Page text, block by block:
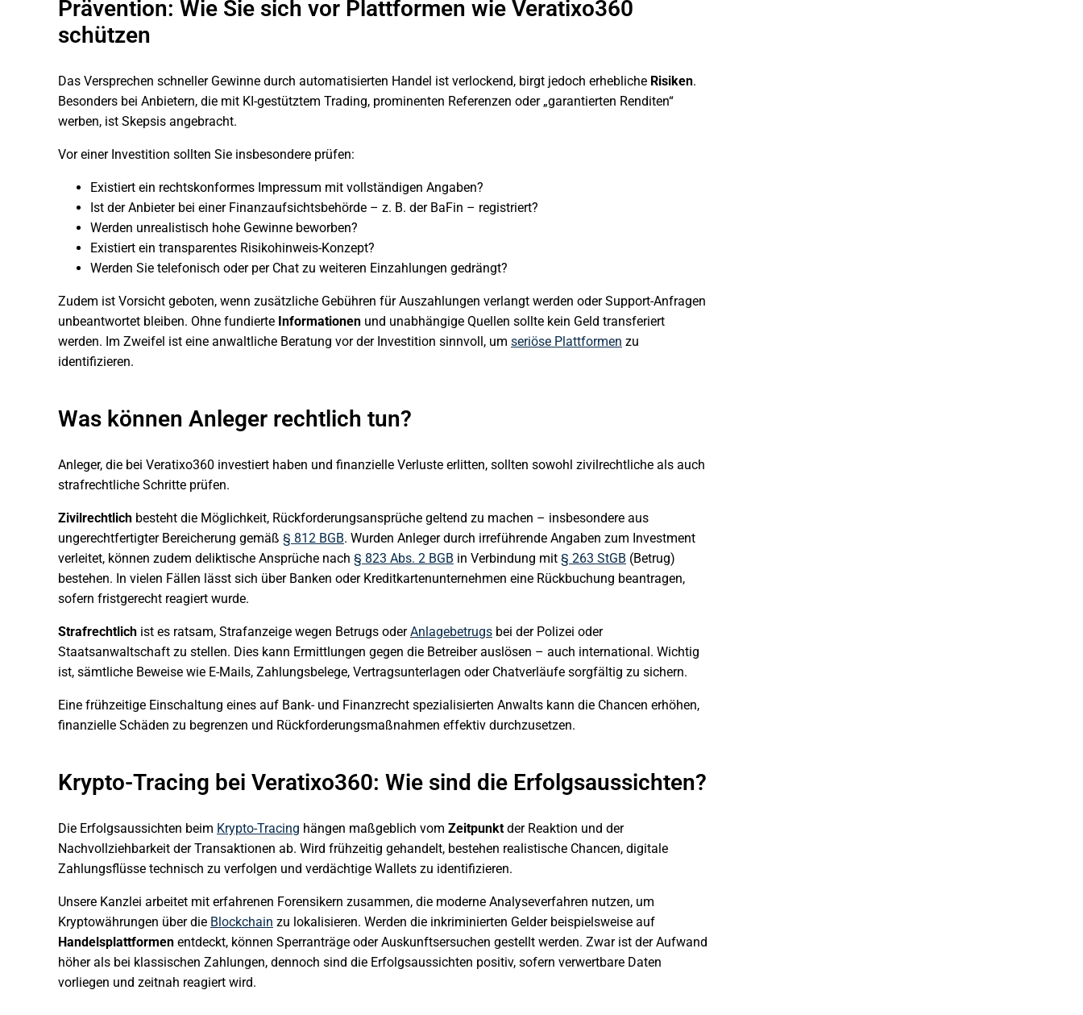
Prävention: Wie Sie sich vor Plattformen wie Veratixo360
schützen
Das Versprechen schneller Gewinne durch automatisierten Handel ist verlockend, birgt jedoch erhebliche Risiken.
Besonders bei Anbietern, die mit KI-gestütztem Trading, prominenten Referenzen oder „garantierten Renditen“
werben, ist Skepsis angebracht.
Vor einer Investition sollten Sie insbesondere prüfen:
Existiert ein rechtskonformes Impressum mit vollständigen Angaben?
Ist der Anbieter bei einer Finanzaufsichtsbehörde – z. B. der BaFin – registriert?
Werden unrealistisch hohe Gewinne beworben?
Existiert ein transparentes Risikohinweis-Konzept?
Werden Sie telefonisch oder per Chat zu weiteren Einzahlungen gedrängt?
Zudem ist Vorsicht geboten, wenn zusätzliche Gebühren für Auszahlungen verlangt werden oder Support-Anfragen
unbeantwortet bleiben. Ohne fundierte Informationen und unabhängige Quellen sollte kein Geld transferiert
werden. Im Zweifel ist eine anwaltliche Beratung vor der Investition sinnvoll, um seriöse Plattformen zu
identifizieren.
Was können Anleger rechtlich tun?
Anleger, die bei Veratixo360 investiert haben und finanzielle Verluste erlitten, sollten sowohl zivilrechtliche als auch
strafrechtliche Schritte prüfen.
Zivilrechtlich besteht die Möglichkeit, Rückforderungsansprüche geltend zu machen – insbesondere aus
ungerechtfertigter Bereicherung gemäß § 812 BGB. Wurden Anleger durch irreführende Angaben zum Investment
verleitet, können zudem deliktische Ansprüche nach § 823 Abs. 2 BGB in Verbindung mit § 263 StGB (Betrug)
bestehen. In vielen Fällen lässt sich über Banken oder Kreditkartenunternehmen eine Rückbuchung beantragen,
sofern fristgerecht reagiert wurde.
Strafrechtlich ist es ratsam, Strafanzeige wegen Betrugs oderAnlagebetrugs bei der Polizei oder
Staatsanwaltschaft zu stellen. Dies kann Ermittlungen gegen die Betreiber auslösen – auch international. Wichtig
ist, sämtliche Beweise wie E-Mails, Zahlungsbelege, Vertragsunterlagen oder Chatverläufe sorgfältig zu sichern.
Eine frühzeitige Einschaltung eines auf Bank- und Finanzrecht spezialisierten Anwalts kann die Chancen erhöhen,
finanzielle Schäden zu begrenzen und Rückforderungsmaßnahmen effektiv durchzusetzen.
Krypto-Tracing bei Veratixo360: Wie sind die Erfolgsaussichten?
Die Erfolgsaussichten beim Krypto-Tracing hängen maßgeblich vom Zeitpunkt der Reaktion und der
Nachvollziehbarkeit der Transaktionen ab. Wird frühzeitig gehandelt, bestehen realistische Chancen, digitale
Zahlungsflüsse technisch zu verfolgen und verdächtige Wallets zu identifizieren.
Unsere Kanzlei arbeitet mit erfahrenen Forensikern zusammen, die moderne Analyseverfahren nutzen, um
Kryptowährungen über die Blockchain zu lokalisieren. Werden die inkriminierten Gelder beispielsweise auf
Handelsplattformen entdeckt, können Sperranträge oder Auskunftsersuchen gestellt werden. Zwar ist der Aufwand
höher als bei klassischen Zahlungen, dennoch sind die Erfolgsaussichten positiv, sofern verwertbare Daten
vorliegen und zeitnah reagiert wird.